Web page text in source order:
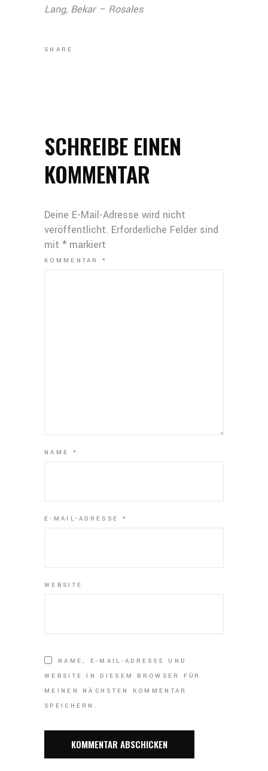
Lang, Bekar – Rosales
SHARE
SCHREIBE EINEN
KOMMENTAR
Deine E-Mail-Adresse wird nicht
veröffentlicht. Erforderliche Felder sind
mit * markiert
KOMMENTAR*
NAME *
E-MAIL-ADRESSE *
WEBSITE
NAME, E-MAIL-ADRESSE UND
WEBSITE IN DIESEM BROWSER FÜR
MEINEN NÄCHSTEN KOMMENTAR
SPEICHERN.